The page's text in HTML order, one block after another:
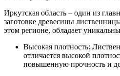
Иркутская область – один из
заготовке древесины
этом регионе, обладает
Высокая плотность:
отличается высокой
повышенную прочность и